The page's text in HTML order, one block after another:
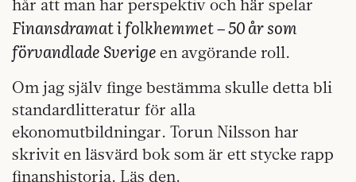
hår att man har perspektiv och här spelar
Finansdramat i folkhemmet – 50 år som
förvandlade Sverige en avgörande roll.
Om jag själv finge bestämma skulle detta bli
standardlitteratur för alla
ekonomutbildningar. Torun Nilsson har
skrivit en läsvärd bok som är ett stycke rapp
finanshistoria. Läs den.